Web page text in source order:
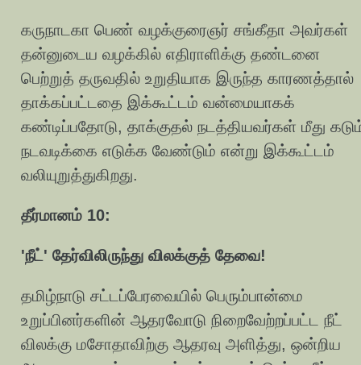
கருநாடகா பெண் வழக்குரைஞர் சங்கீதா அவர்கள்
தன்னுடைய வழக்கில் எதிராளிக்கு தண்டனை
பெற்றுத் தருவதில் உறுதியாக இருந்த காரணத்தால்
தாக்கப்பட்டதை இக்கூட்டம் வன்மையாகக்
கண்டிப்பதோடு, தாக்குதல் நடத்தியவர்கள் மீது
நடவடிக்கை எடுக்க வேண்டும் என்று இக்கூட்டம்
வலியுறுத்துகிறது.
தீர்மானம் 10:
'நீட்' தேர்விலிருந்து விலக்குத் தேவை!
தமிழ்நாடு சட்டப்பேரவையில் பெரும்பான்மை
உறுப்பினர்களின் ஆதரவோடு நிறைவேற்றப்பட்ட நீட்
விலக்கு மசோதாவிற்கு ஆதரவு அளித்து, ஒன்றிய